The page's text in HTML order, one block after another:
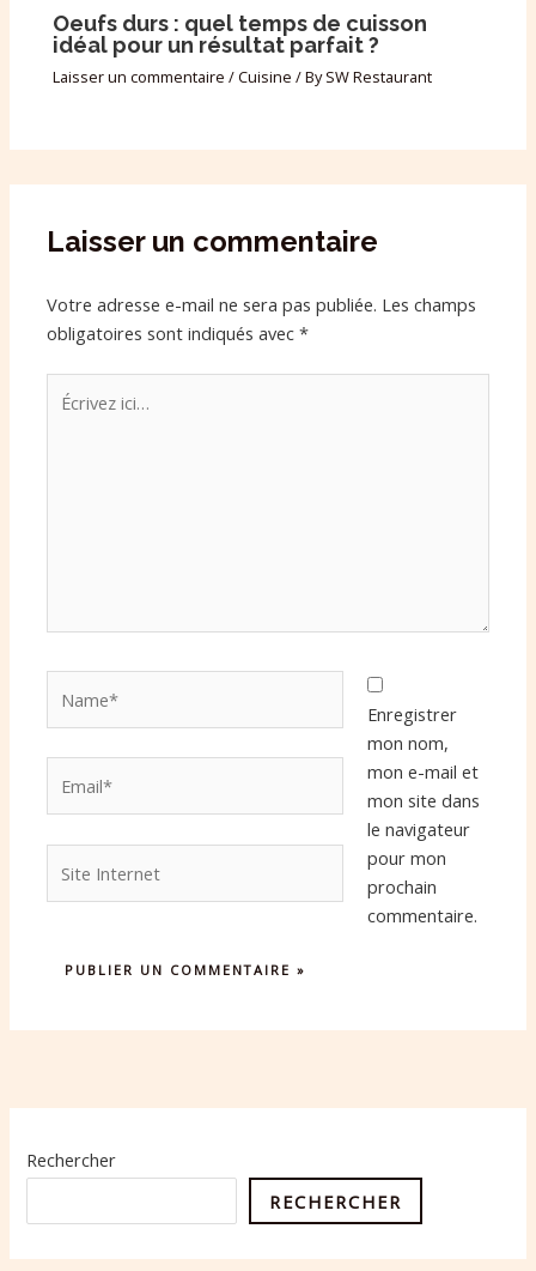
Oeufs durs : quel temps de cuisson
idéal pour un résultat parfait ?
Laisser un commentaire /Cuisine / BySW Restaurant
Laisser un commentaire
Votre adresse e-mail ne sera pas publiée. Les champs
obligatoires sont indiqués avec*
Écrivez
ici…
Internet
Enregistrer
mon nom,
mon e-mail et
mon site dans
le navigateur
pour mon
prochain
commentaire.
Rechercher
RECHERCHER